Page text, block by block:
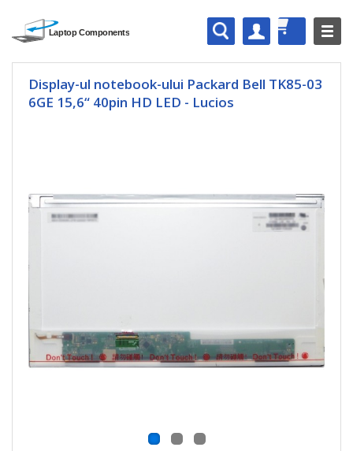
Display-ul notebook-ului Packard Bell TK85-03
6GE 15,6“ 40pin HD LED - Lucios